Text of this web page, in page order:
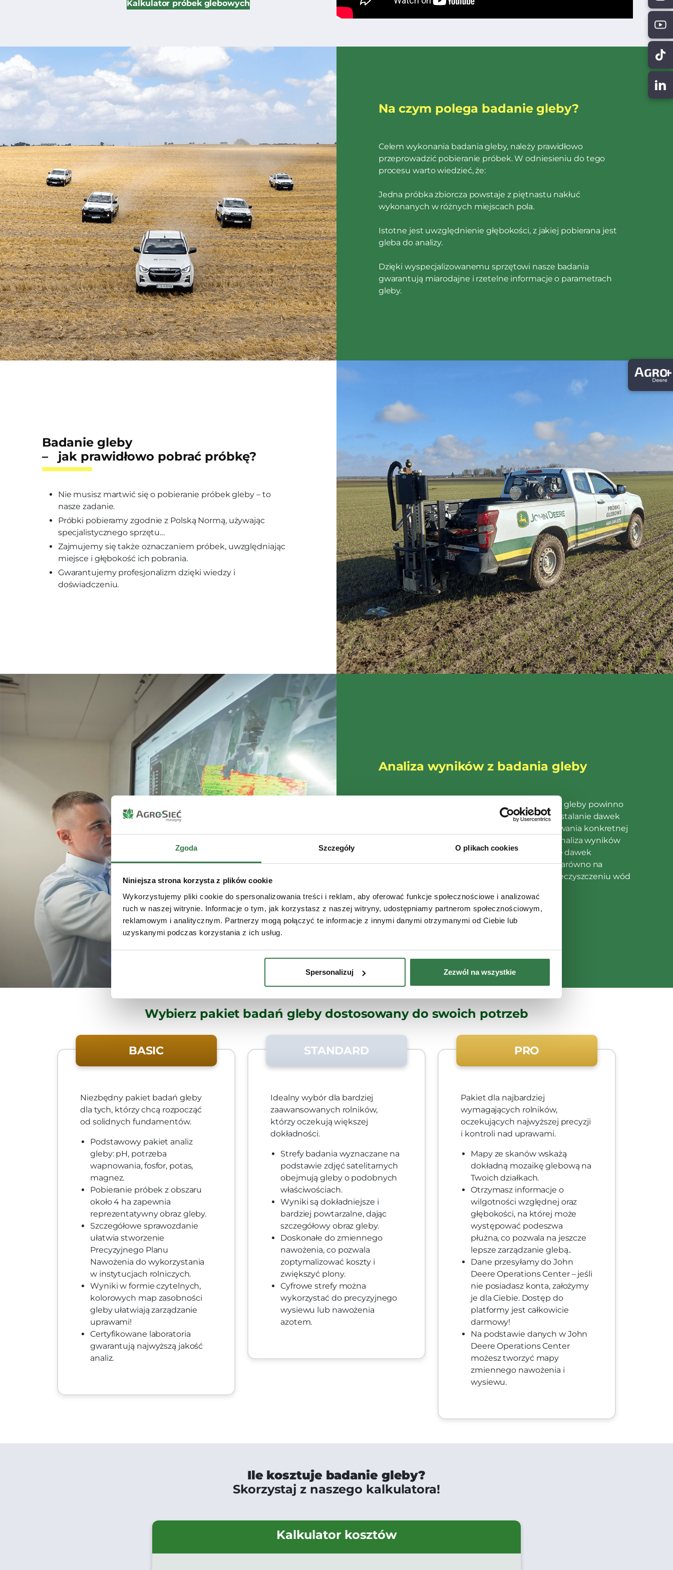
Zgoda Szczegóły O plikach cookies
Niniejsza strona korzysta z plików cookie
Wykorzystujemy pliki cookie do spersonalizowania treści i reklam, aby oferować funkcje społecznościowe i analizować
ruch w naszej witrynie. Informacje o tym, jak korzystasz z naszej witryny, udostępniamy partnerom społecznościowym,
reklamowym i analitycznym. Partnerzy mogą połączyć te informacje z innymi danymi otrzymanymi od Ciebie lub
uzyskanymi podczas korzystania z ich usług.
Spersonalizuj Zezwól na wszystkie
Kalkulator próbek glebowych
Na czym polega badanie gleby?
Celem wykonania badania gleby, należy prawidłowo
przeprowadzić pobieranie próbek. W odniesieniu do tego
procesu warto wiedzieć, że:
Jedna próbka zbiorcza powstaje z piętnastu nakłuć
wykonanych w różnych miejscach pola.
Istotne jest uwzględnienie głębokości, z jakiej pobierana jest
gleba do analizy.
Dzięki wyspecjalizowanemu sprzętowi nasze badania
gwarantują miarodajne i rzetelne informacje o parametrach
gleby.
Badanie gleby
– jak prawidłowo pobrać próbkę?
Nie musisz martwić się o pobieranie próbek gleby – to
nasze zadanie.
Próbki pobieramy zgodnie z Polską Normą, używając
specjalistycznego sprzętu…
Zajmujemy się także oznaczaniem próbek, uwzględniając
miejsce i głębokość ich pobrania.
Gwarantujemy profesjonalizm dzięki wiedzy i
doświadczeniu.
Analiza wyników z badania gleby
Badanie składu gleby czy badanie kwasowości gleby powinno
być podstawa do ułożenia planu nawożenia. Ustalanie dawek
nawozów tylko na bazie ogólnego zapotrzebowania konkretnej
rośliny i wysokości plonu jest niemiarodajne. Analiza wyników
badania gleby pozwala na optymalne dobranie dawek
poszczególnych składników, co przekłada się zarówno na
optymalizacje kosztów, jak i przeciwdziała zanieczyszczeniu wód
Wybierz pakiet badań gleby dostosowany do swoich potrzeb
BASIC
Niezbędny pakiet badań gleby
dla tych, którzy chcą rozpocząć
od solidnych fundamentów.
Podstawowy pakiet analiz
gleby: pH, potrzeba
wapnowania, fosfor, potas,
magnez.
Pobieranie próbek z obszaru
około 4 ha zapewnia
reprezentatywny obraz gleby.
Szczegółowe sprawozdanie
ułatwia stworzenie
Precyzyjnego Planu
Nawożenia do wykorzystania
w instytucjach rolniczych.
Wyniki w formie czytelnych,
kolorowych map zasobności
gleby ułatwiają zarządzanie
uprawami!
Certyfikowane laboratoria
gwarantują najwyższą jakość
analiz.
STANDARD
Idealny wybór dla bardziej
zaawansowanych rolników,
którzy oczekują większej
dokładności.
Strefy badania wyznaczane na
podstawie zdjęć satelitarnych
obejmują gleby o podobnych
właściwościach.
Wyniki są dokładniejsze i
bardziej powtarzalne, dając
szczegółowy obraz gleby.
Doskonałe do zmiennego
nawożenia, co pozwala
zoptymalizować koszty i
zwiększyć plony.
Cyfrowe strefy można
wykorzystać do precyzyjnego
wysiewu lub nawożenia
azotem.
PRO
Pakiet dla najbardziej
wymagających rolników,
oczekujących najwyższej precyzji
i kontroli nad uprawami.
Mapy ze skanów wskażą
dokładną mozaikę glebową na
Twoich działkach.
Otrzymasz informacje o
wilgotności względnej oraz
głębokości, na której może
występować podeszwa
płużna, co pozwala na jeszcze
lepsze zarządzanie glebą..
Dane przesyłamy do John
Deere Operations Center – jeśli
nie posiadasz konta, założymy
je dla Ciebie. Dostęp do
platformy jest całkowicie
darmowy!
Na podstawie danych w John
Deere Operations Center
możesz tworzyć mapy
zmiennego nawożenia i
wysiewu.
Ile kosztuje badanie gleby?
Skorzystaj z naszego kalkulatora!
Kalkulator kosztów